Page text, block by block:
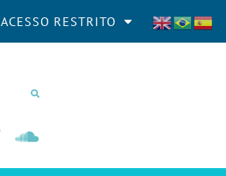
ACESSO RESTRITO